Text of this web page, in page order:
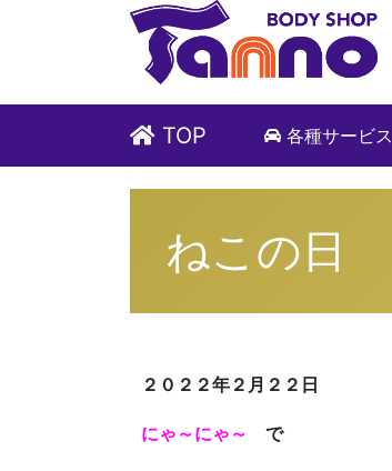
TOP 各種サービス
ねこの日
２０２２年２月２２日
にゃ～にゃ～ で